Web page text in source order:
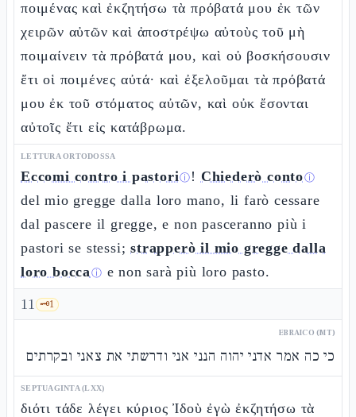
ποιμένας καὶ ἐκζητήσω τὰ πρόβατά μου ἐκ τῶν
χειρῶν αὐτῶν καὶ ἀποστρέψω αὐτοὺς τοῦ μὴ
ποιμαίνειν τὰ πρόβατά μου, καὶ οὐ βοσκήσουσιν
ἔτι οἱ ποιμένες αὐτά· καὶ ἐξελοῦμαι τὰ πρόβατά
μου ἐκ τοῦ στόματος αὐτῶν, καὶ οὐκ ἔσονται
αὐτοῖς ἔτι εἰς κατάβρωμα.
LETTURA ORTODOSSA
Eccomi contro i pastoriⓘ ! Chiederò contoⓘ
del mio gregge dalla loro mano, li farò cessare
dal pascere il gregge, e non pasceranno più i
pastori se stessi;strapperò il mio gregge dalla
loro boccaⓘ e non sarà più loro pasto.
11 🗝️1
EBRAICO (MT)
כי כה אמר אדני יהוה הנני אני ודרשתי את צאני ובקרתים
SEPTUAGINTA (LXX)
διότι τάδε λέγει κύριος Ἰδοὺ ἐγὼ ἐκζητήσω τὰ